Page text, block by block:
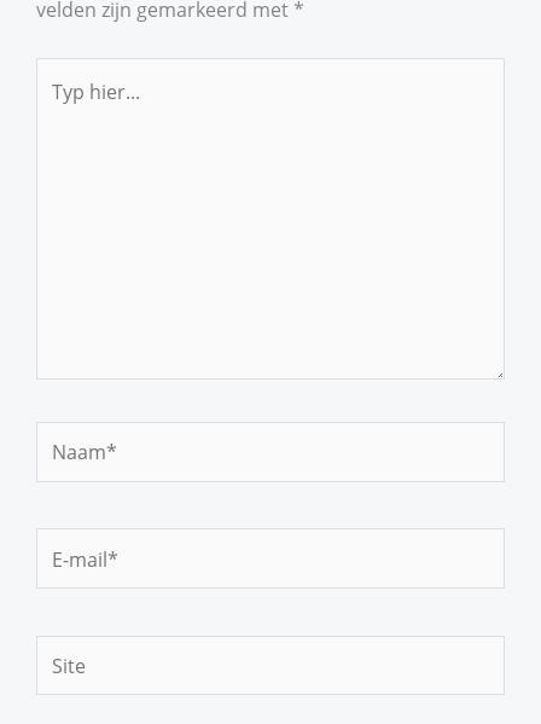
velden zijn gemarkeerd met *
hier...
Naam*
mail*